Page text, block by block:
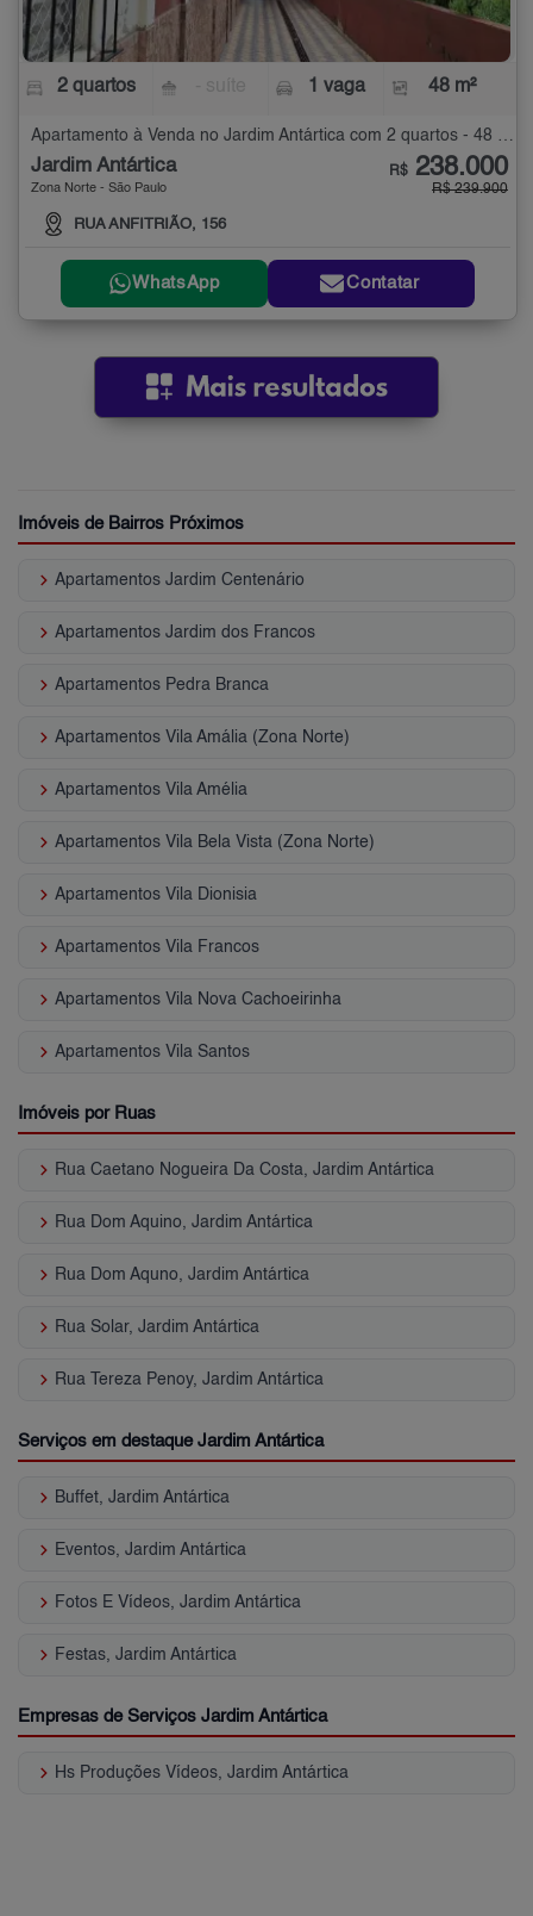
2 quartos 1 vaga 48 m²
Apartamento à Venda no Jardim Antártica com 2 quartos - 48 m²
Jardim Antártica
Zona Norte - São Paulo
RUA ANFITRIÃO, 156
R$ 238.000
R$ 239.900
WhatsApp Contatar
Imóveis de Bairros Próximos
keyboard_arrow_right Apartamentos Jardim Centenário
keyboard_arrow_right Apartamentos Jardim dos Francos
keyboard_arrow_right Apartamentos Pedra Branca
keyboard_arrow_right Apartamentos Vila Amália (Zona Norte)
keyboard_arrow_right Apartamentos Vila Amélia
keyboard_arrow_right Apartamentos Vila Bela Vista (Zona Norte)
keyboard_arrow_right Apartamentos Vila Dionisia
keyboard_arrow_right Apartamentos Vila Francos
keyboard_arrow_right Apartamentos Vila Nova Cachoeirinha
keyboard_arrow_right Apartamentos Vila Santos
Imóveis por Ruas
keyboard_arrow_right Rua Caetano Nogueira Da Costa, Jardim Antártica
keyboard_arrow_right Rua Dom Aquino, Jardim Antártica
keyboard_arrow_right Rua Dom Aquno, Jardim Antártica
keyboard_arrow_right Rua Solar, Jardim Antártica
keyboard_arrow_right Rua Tereza Penoy, Jardim Antártica
Serviços em destaque Jardim Antártica
keyboard_arrow_right Buffet, Jardim Antártica
keyboard_arrow_right Eventos, Jardim Antártica
keyboard_arrow_right Fotos E Vídeos, Jardim Antártica
keyboard_arrow_right Festas, Jardim Antártica
Empresas de Serviços Jardim Antártica
keyboard_arrow_right Hs Produções Vídeos, Jardim Antártica